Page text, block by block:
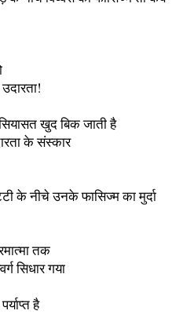
खुद बिक जाती है
के संस्कार
के नीचे उनके फासिज्म का मुर्दा
तक
सिधार गया
है